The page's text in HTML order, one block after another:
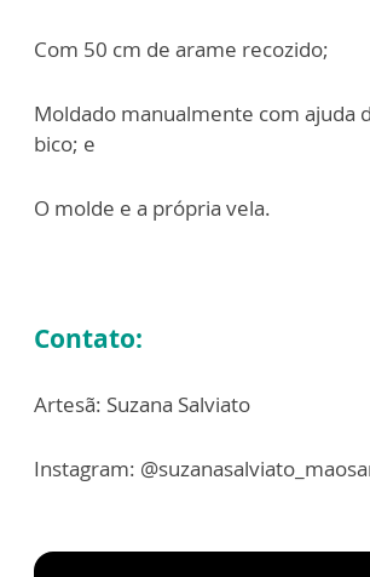
Com 50 cm de arame recozido;
Moldado manualmente com ajuda
bico; e
O molde e a própria vela.
Contato:
Artesã: Suzana Salviato
Instagram: